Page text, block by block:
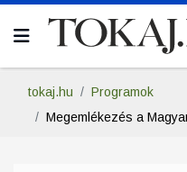
tokaj.hu
Programok
Megemlékezés a